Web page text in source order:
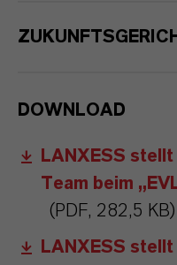
DOWNLOAD
LANXESS
Team beim
(PDF, 282,5 KB)
LANXESS